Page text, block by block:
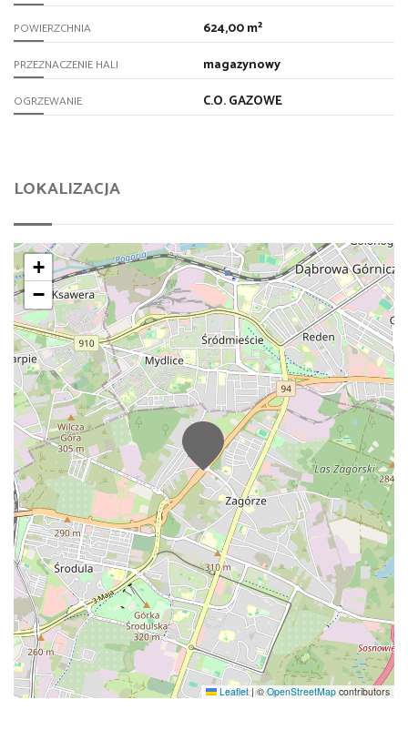
POWIERZCHNIA 624,00 m²
PRZEZNACZENIE HALI magazynowy
OGRZEWANIE C.O. GAZOWE
LOKALIZACJA
+
−
Leaflet |©OpenStreetMap contributors